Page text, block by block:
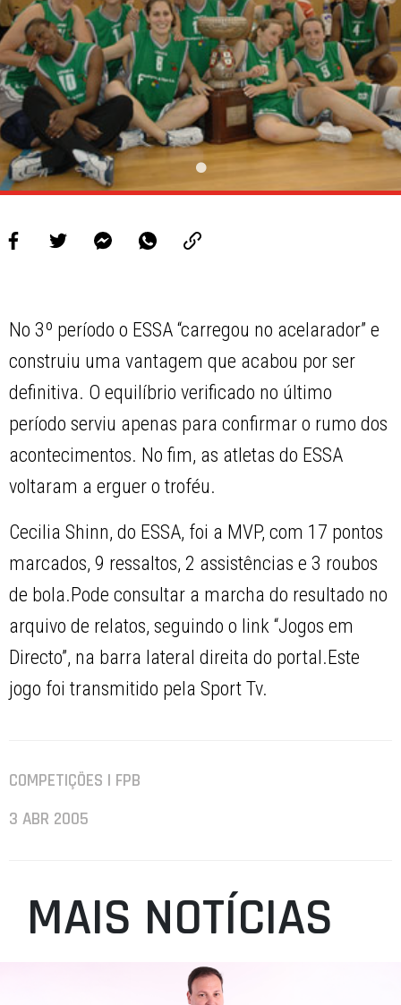
No 3º período o ESSA “carregou no acelarador” e
construiu uma vantagem que acabou por ser
definitiva. O equilíbrio verificado no último
período serviu apenas para confirmar o rumo dos
acontecimentos. No fim, as atletas do ESSA
voltaram a erguer o troféu.
Cecilia Shinn, do ESSA, foi a MVP, com 17 pontos
marcados, 9 ressaltos, 2 assistências e 3 roubos
de bola.Pode consultar a marcha do resultado no
arquivo de relatos, seguindo o link “Jogos em
Directo”, na barra lateral direita do portal.Este
jogo foi transmitido pela Sport Tv.
COMPETIÇÕES | FPB
3 ABR 2005
MAIS NOTÍCIAS